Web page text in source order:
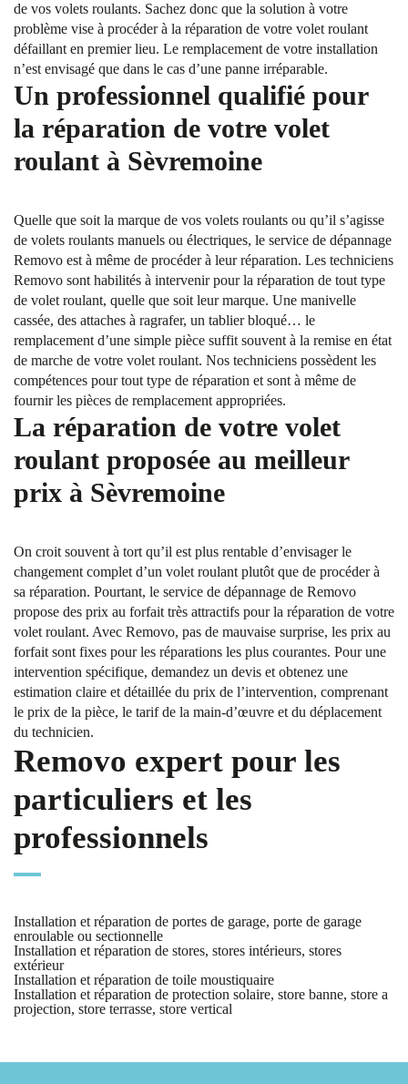
de vos volets roulants. Sachez donc que la solution à votre
problème vise à procéder à la réparation de votre volet roulant
défaillant en premier lieu. Le remplacement de votre installation
n’est envisagé que dans le cas d’une panne irréparable.
Un professionnel qualifié pour
la réparation de votre volet
roulant à Sèvremoine
Quelle que soit la marque de vos volets roulants ou qu’il s’agisse
de volets roulants manuels ou électriques, le service de dépannage
Removo est à même de procéder à leur réparation. Les techniciens
Removo sont habilités à intervenir pour la réparation de tout type
de volet roulant, quelle que soit leur marque. Une manivelle
cassée, des attaches à ragrafer, un tablier bloqué… le
remplacement d’une simple pièce suffit souvent à la remise en état
de marche de votre volet roulant. Nos techniciens possèdent les
compétences pour tout type de réparation et sont à même de
fournir les pièces de remplacement appropriées.
La réparation de votre volet
roulant proposée au meilleur
prix à Sèvremoine
On croit souvent à tort qu’il est plus rentable d’envisager le
changement complet d’un volet roulant plutôt que de procéder à
sa réparation. Pourtant, le service de dépannage de Removo
propose des prix au forfait très attractifs pour la réparation de votre
volet roulant. Avec Removo, pas de mauvaise surprise, les prix au
forfait sont fixes pour les réparations les plus courantes. Pour une
intervention spécifique, demandez un devis et obtenez une
estimation claire et détaillée du prix de l’intervention, comprenant
le prix de la pièce, le tarif de la main-d’œuvre et du déplacement
du technicien.
Removo expert pour les
particuliers et les
professionnels
Installation et réparation de portes de garage, porte de garage
enroulable ou sectionnelle
Installation et réparation de stores, stores intérieurs, stores
extérieur
Installation et réparation de toile moustiquaire
Installation et réparation de protection solaire, store banne, store a
projection, store terrasse, store vertical